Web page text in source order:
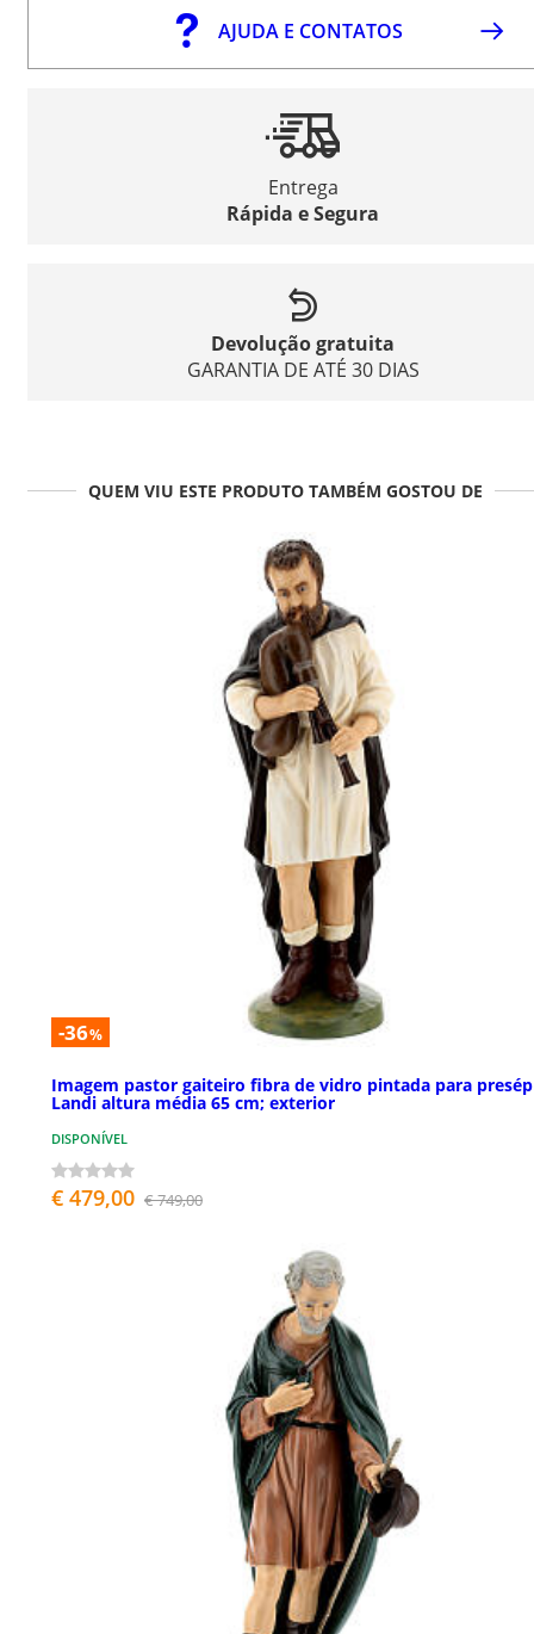
AJUDA E CONTATOS
Entrega
Rápida e Segura
Devolução gratuita
GARANTIA DE ATÉ 30 DIAS
QUEM VIU ESTE PRODUTO TAMBÉM GOSTOU DE
-36%
Imagem pastor gaiteiro fibra de vidro pintada para
Landi altura média 65 cm; exterior
DISPONÍVEL
€ 479,00 € 749,00